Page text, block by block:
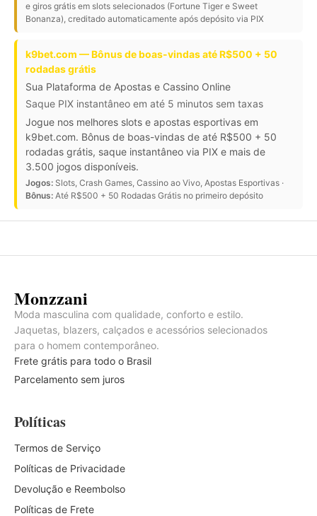
e giros grátis em slots selecionados (Fortune Tiger e Sweet
Bonanza), creditado automaticamente após depósito via PIX
k9bet.com — Bônus de boas-vindas até R$500 + 50
rodadas grátis
Sua Plataforma de Apostas e Cassino Online
Saque PIX instantâneo em até 5 minutos sem taxas
Jogue nos melhores slots e apostas esportivas em
k9bet.com. Bônus de boas-vindas de até R$500 + 50
rodadas grátis, saque instantâneo via PIX e mais de
3.500 jogos disponíveis.
Jogos: Slots, Crash Games, Cassino ao Vivo, Apostas Esportivas ·
Bônus: Até R$500 + 50 Rodadas Grátis no primeiro depósito
Monzzani
Moda masculina com qualidade, conforto e estilo.
Jaquetas, blazers, calçados e acessórios selecionados
para o homem contemporâneo.
Frete grátis para todo o Brasil
Parcelamento sem juros
Políticas
Termos de Serviço
Políticas de Privacidade
Devolução e Reembolso
Políticas de Frete